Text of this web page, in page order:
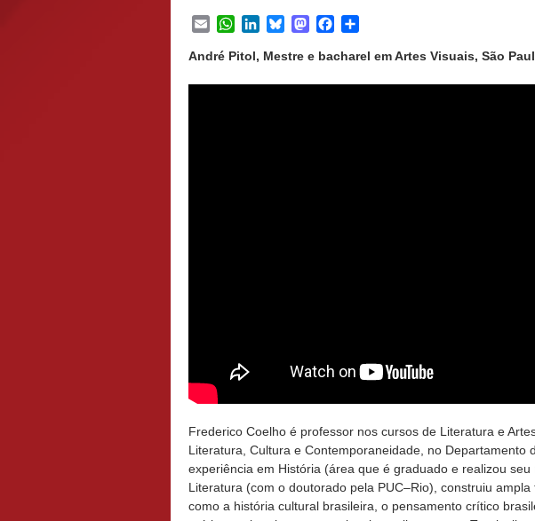
EmailWhatsApp
LinkedInBlueskyMastodonFacebook
André Pitol, Mestre e bacharel em Artes Visuais, São
Frederico Coelho é professor nos cursos de Literatura e
Literatura, Cultura e Contemporaneidade, no Departamento
experiência em História (área que é graduado e realizou
Literatura (com o doutorado pela PUC–Rio), construiu
como a história cultural brasileira, o pensamento crítico